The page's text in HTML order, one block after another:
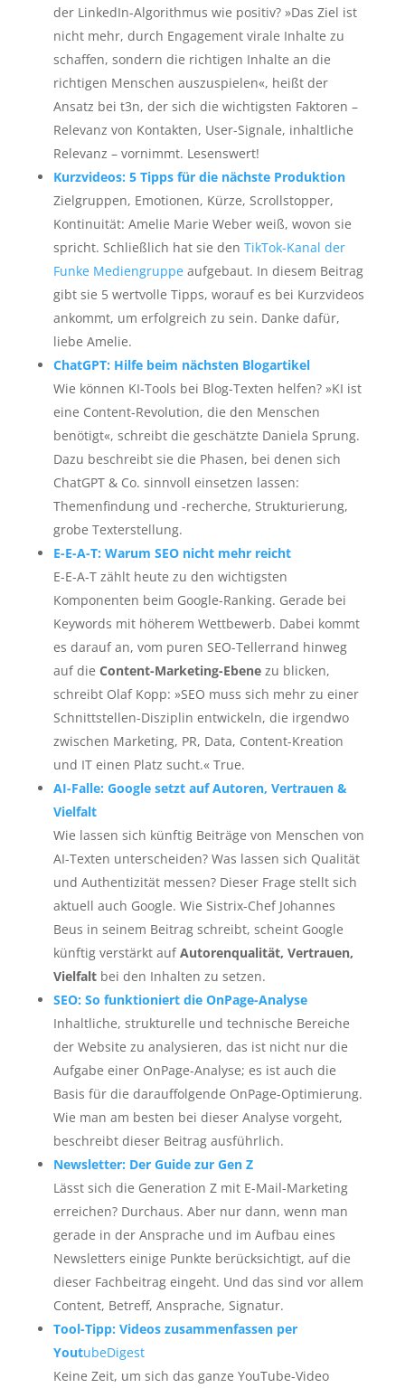
der LinkedIn-Algorithmus wie positiv? »Das Ziel ist
nicht mehr, durch Engagement virale Inhalte zu
schaffen, sondern die richtigen Inhalte an die
richtigen Menschen auszuspielen«, heißt der
Ansatz bei t3n, der sich die wichtigsten Faktoren –
Relevanz von Kontakten, User-Signale, inhaltliche
Relevanz – vornimmt. Lesenswert!
Kurzvideos: 5 Tipps für die nächste Produktion
Zielgruppen, Emotionen, Kürze, Scrollstopper,
Kontinuität: Amelie Marie Weber weiß, wovon sie
spricht. Schließlich hat sie den TikTok-Kanal der
Funke Mediengruppeaufgebaut. In diesem Beitrag
gibt sie 5 wertvolle Tipps, worauf es bei Kurzvideos
ankommt, um erfolgreich zu sein. Danke dafür,
liebe Amelie.
ChatGPT: Hilfe beim nächsten Blogartikel
Wie können KI-Tools bei Blog-Texten helfen? »KI ist
eine Content-Revolution, die den Menschen
benötigt«, schreibt die geschätzte Daniela Sprung.
Dazu beschreibt sie die Phasen, bei denen sich
ChatGPT & Co. sinnvoll einsetzen lassen:
Themenfindung und -recherche, Strukturierung,
grobe Texterstellung.
E-E-A-T: Warum SEO nicht mehr reicht
E-E-A-T zählt heute zu den wichtigsten
Komponenten beim Google-Ranking. Gerade bei
Keywords mit höherem Wettbewerb. Dabei kommt
es darauf an, vom puren SEO-Tellerrand hinweg
auf die Content-Marketing-Ebenezu blicken,
schreibt Olaf Kopp: »SEO muss sich mehr zu einer
Schnittstellen-Disziplin entwickeln, die irgendwo
zwischen Marketing, PR, Data, Content-Kreation
und IT einen Platz sucht.« True.
AI-Falle: Google setzt auf Autoren, Vertrauen &
Vielfalt
Wie lassen sich künftig Beiträge von Menschen von
AI-Texten unterscheiden? Was lassen sich Qualität
und Authentizität messen? Dieser Frage stellt sich
aktuell auch Google. Wie Sistrix-Chef Johannes
Beus in seinem Beitrag schreibt, scheint Google
künftig verstärkt aufAutorenqualität, Vertrauen,
Vielfalt bei den Inhalten zu setzen.
SEO: So funktioniert die OnPage-Analyse
Inhaltliche, strukturelle und technische Bereiche
der Website zu analysieren, das ist nicht nur die
Aufgabe einer OnPage-Analyse; es ist auch die
Basis für die darauffolgende OnPage-Optimierung.
Wie man am besten bei dieser Analyse vorgeht,
beschreibt dieser Beitrag ausführlich.
Newsletter: Der Guide zur Gen Z
Lässt sich die Generation Z mit E-Mail-Marketing
erreichen? Durchaus. Aber nur dann, wenn man
gerade in der Ansprache und im Aufbau eines
Newsletters einige Punkte berücksichtigt, auf die
dieser Fachbeitrag eingeht. Und das sind vor allem
Content, Betreff, Ansprache, Signatur.
Tool-Tipp: Videos zusammenfassen per
YoutubeDigest
Keine Zeit, um sich das ganze YouTube-Video